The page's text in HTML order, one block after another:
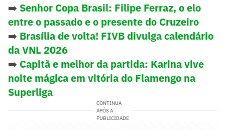
➡️ Senhor Copa Brasil: Filipe Ferraz, o elo
entre o passado e o presente do Cruzeiro
➡️ Brasília de volta! FIVB divulga calendário
da VNL 2026
➡️ Capitã e melhor da partida: Karina vive
noite mágica em vitória do Flamengo na
Superliga
CONTINUA
APÓS A
PUBLICIDADE